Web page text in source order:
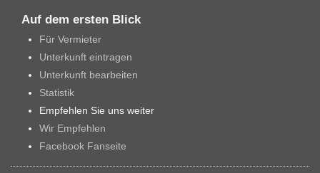
Auf dem ersten Blick
Für Vermieter
Unterkunft eintragen
Unterkunft bearbeiten
Statistik
Empfehlen Sie uns weiter
Wir Empfehlen
Facebook Fanseite